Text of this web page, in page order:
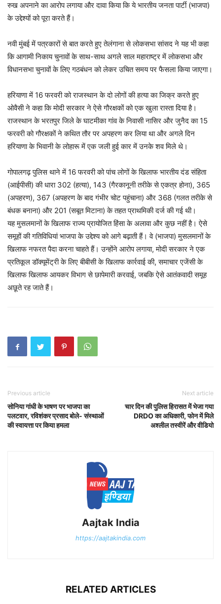
रुख अपनाने का आरोप लगाया और दावा किया कि ये भारतीय जनता पार्टी (भाजपा)
के उद्देश्यों को पूरा करते हैं।
नवी मुंबई में पत्रकारों से बात करते हुए तेलंगाना से लोकसभा सांसद ने यह भी कहा
कि आगामी निकाय चुनावों के साथ-साथ अगले साल महाराष्ट्र में लोकसभा और
विधानसभा चुनावों के लिए गठबंधन को लेकर उचित समय पर फैसला किया जाएगा।
हरियाणा में 16 फरवरी को राजस्थान के दो लोगों की हत्या का जिक्र करते हुए
ओवैसी ने कहा कि मोदी सरकार ने ऐसे गौरक्षकों को एक खुला रास्ता दिया है।
राजस्थान के भरतपुर जिले के घाटमीका गांव के निवासी नासिर और जुनैद का 15
फरवरी को गौरक्षकों ने कथित तौर पर अपहरण कर लिया था और अगले दिन
हरियाणा के भिवानी के लोहारू में एक जली हुई कार में उनके शव मिले थे।
गोपालगढ़ पुलिस थाने में 16 फरवरी को पांच लोगों के खिलाफ भारतीय दंड संहिता
(आईपीसी) की धारा 302 (हत्या), 143 (गैरकानूनी तरीके से एकत्र होना), 365
(अपहरण), 367 (अपहरण के बाद गंभीर चोट पहुंचाना) और 368 (गलत तरीके से
बंधक बनाना) और 201 (सबूत मिटाना) के तहत प्राथमिकी दर्ज की गई थी।
यह मुसलमानों के खिलाफ राज्य प्रायोजित हिंसा के अलावा और कुछ नहीं है। ऐसे
समूहों की गतिविधियां भाजपा के उद्देश्य को आगे बढ़ाती हैं। वे (भाजपा) मुसलमानों के
खिलाफ नफरत पैदा करना चाहते हैं। उन्होंने आरोप लगाया, मोदी सरकार ने एक
प्रतिकूल डॉक्यूमेंट्री के लिए बीबीसी के खिलाफ कार्रवाई की, समाचार एजेंसी के
खिलाफ खिलाफ आयकर विभाग से छापेमारी करवाई, जबकि ऐसे आतंकवादी समूह
अछूते रह जाते हैं।
Previous article
सोनिया गांधी के भाषण पर भाजपा का
पलटवार, रविशंकर प्रसाद बोले- संस्थाओं
की स्वायत्ता पर किया हमला
Next article
चार दिन की पुलिस हिरासत में भेजा गया
DRDO का अधिकारी, फोन में मिले
अश्लील तस्वीरें और वीडियो
Aajtak India
https://aajtakindia.com
RELATED ARTICLES